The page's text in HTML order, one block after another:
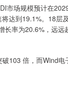
市场规模预计在
达到19.1%。18层
长率为20.6%，远远
103 倍，而Wind电